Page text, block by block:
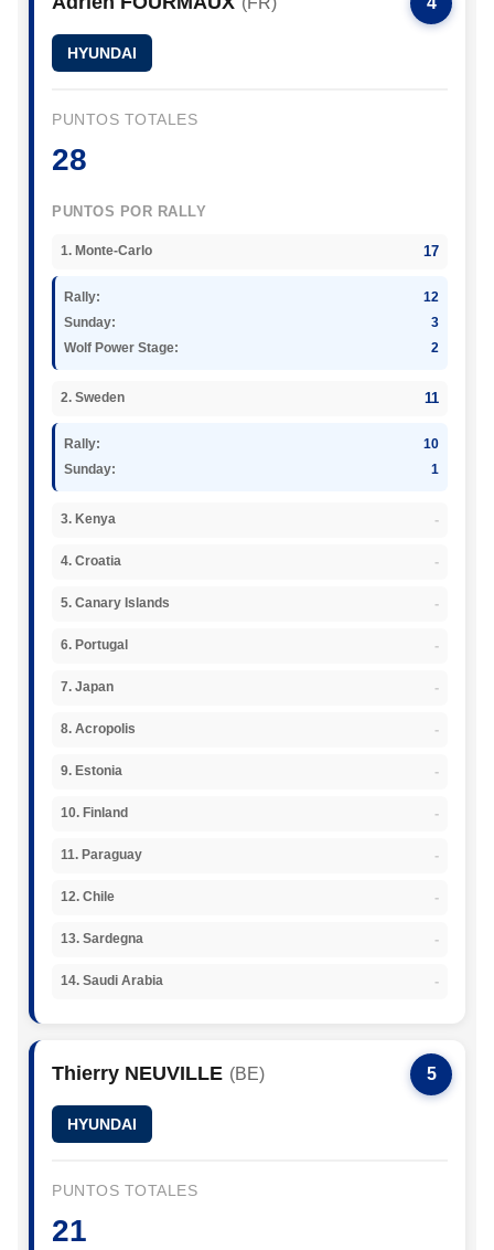
HYUNDAI
PUNTOS TOTALES
28
PUNTOS POR RALLY
1. Monte-Carlo 17
Rally:
12
Sunday:
3
Wolf Power Stage:
2
2. Sweden 11
Rally:
10
Sunday:
1
3. Kenya -
4. Croatia -
5. Canary Islands -
6. Portugal -
7. Japan -
8. Acropolis -
9. Estonia -
10. Finland -
11. Paraguay -
12. Chile -
13. Sardegna -
14. Saudi Arabia -
5
Thierry NEUVILLE (BE)
HYUNDAI
PUNTOS TOTALES
21